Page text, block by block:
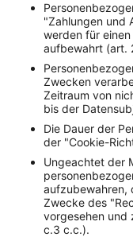
"Zahlungen und
werden für
aufbewahrt (art.
Zwecken
Zeitraum von
bis der
Die Dauer der
der "Cookie-
Ungeachtet der
aufzubewahren,
Zwecke des
vorgesehen und
c.3 c.c.).